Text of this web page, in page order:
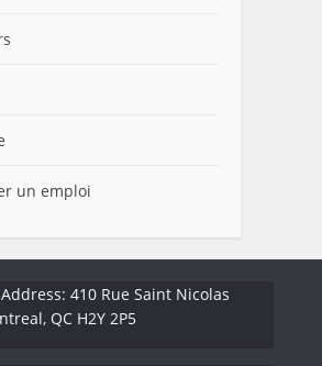
un emploi
Address: 410 Rue Saint Nicolas
QC H2Y 2P5